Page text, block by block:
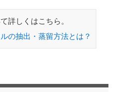
詳しくはこちら。
の抽出・蒸留方法とは？